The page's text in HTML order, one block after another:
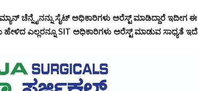
ಚೆನ್ನೈನನ್ನು ಸೈಟ್ ಅಧಿಕಾರಿಗಳು ಅರೆಸ್ಟ್ ಮಾಡಿದ್ದಾರೆ ಇದೀಗ ಈ
ಹೇಳಿದ ಎಲ್ಲರನ್ನೂ SIT ಅಧಿಕಾರಿಗಳು ಅರೆಸ್ಟ್ ಮಾಡುವ ಸಾಧ್ಯತೆ ಇದೆ